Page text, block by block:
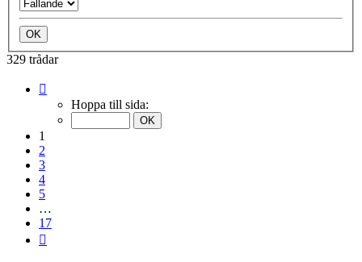
329 trådar
Hoppa till sida:
1
2
3
4
5
…
17